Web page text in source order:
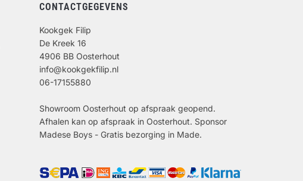
CONTACTGEGEVENS
Kookgek Filip
De Kreek 16
4906 BB Oosterhout
info@kookgekfilip.nl
06-17155880
Showroom Oosterhout op afspraak geopend.
Afhalen kan op afspraak in Oosterhout. Sponsor
Madese Boys - Gratis bezorging in Made.